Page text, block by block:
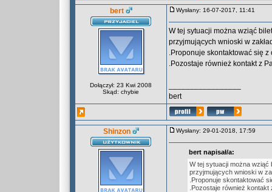
bert
Dołączył: 23 Kwi 2008
Skąd: chybie
Wysłany: 16-07-2017, 11:41
W tej sytuacji można wziąć
przyjmujących wnioski w
.Proponuje skontaktować się z
.Pozostaje również kontakt z
bert
Shinzon Wysłany: 29-01-2018, 17:59
bert napisał/a:
W tej sytuacji można wziąć
przyjmujących wnioski w
.Proponuje skontaktować
.Pozostaje również